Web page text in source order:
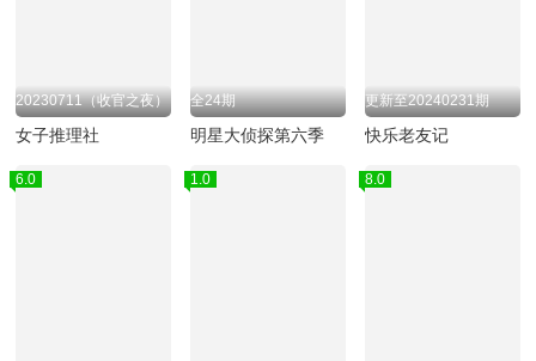
20230711（收官之夜）
女子推理社
全24期
明星大侦探第六季
更新至20240231期
快乐老友记
6.0 1.0 8.0